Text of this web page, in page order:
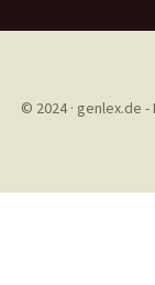
© 2024 · genlex.de